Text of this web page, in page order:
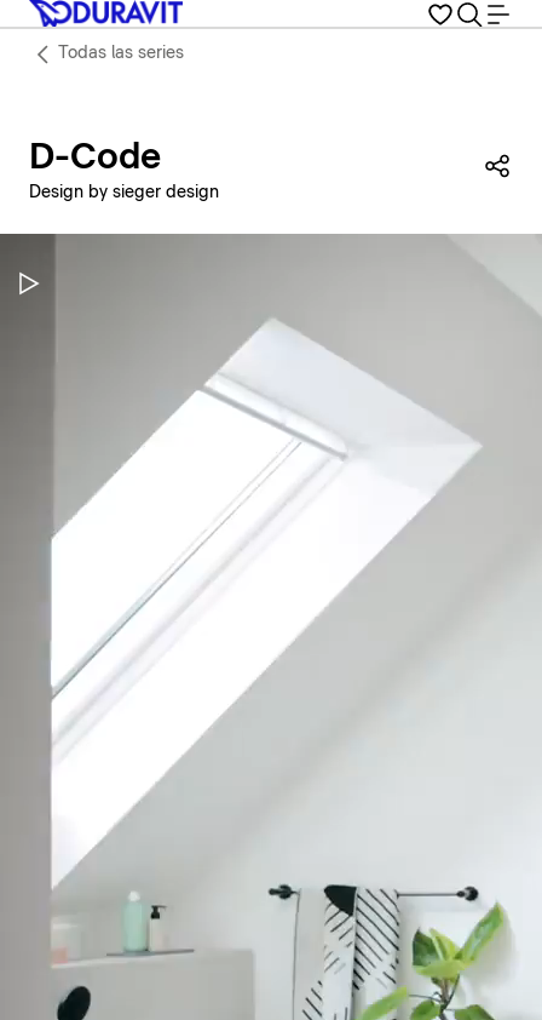
Todas las series
D-Code
Design by sieger design
Pausar vídeo